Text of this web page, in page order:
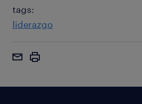
tags:
liderazgo